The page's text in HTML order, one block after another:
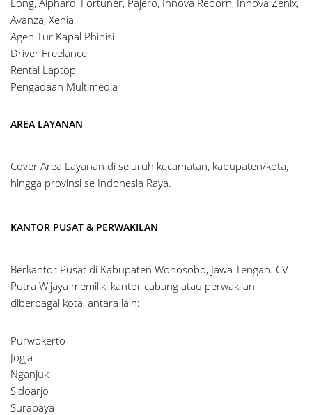
Long, Alphard, Fortuner, Pajero, Innova Reborn, Innova Zenix,
Avanza, Xenia
Agen Tur Kapal Phinisi
Driver Freelance
Rental Laptop
Pengadaan Multimedia
AREA LAYANAN
Cover Area Layanan di seluruh kecamatan, kabupaten/kota,
hingga provinsi se Indonesia Raya.
KANTOR PUSAT & PERWAKILAN
Berkantor Pusat di Kabupaten Wonosobo, Jawa Tengah. CV
Putra Wijaya memiliki kantor cabang atau perwakilan
diberbagai kota, antara lain:
Purwokerto
Jogja
Nganjuk
Sidoarjo
Surabaya